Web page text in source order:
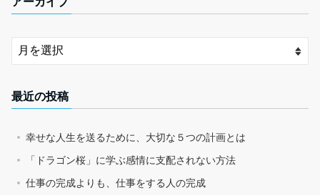
最近の投稿
幸せな人生を送るために、大切な５つの計画とは
「ドラゴン桜」に学ぶ感情に支配されない方法
仕事の完成よりも、仕事をする人の完成